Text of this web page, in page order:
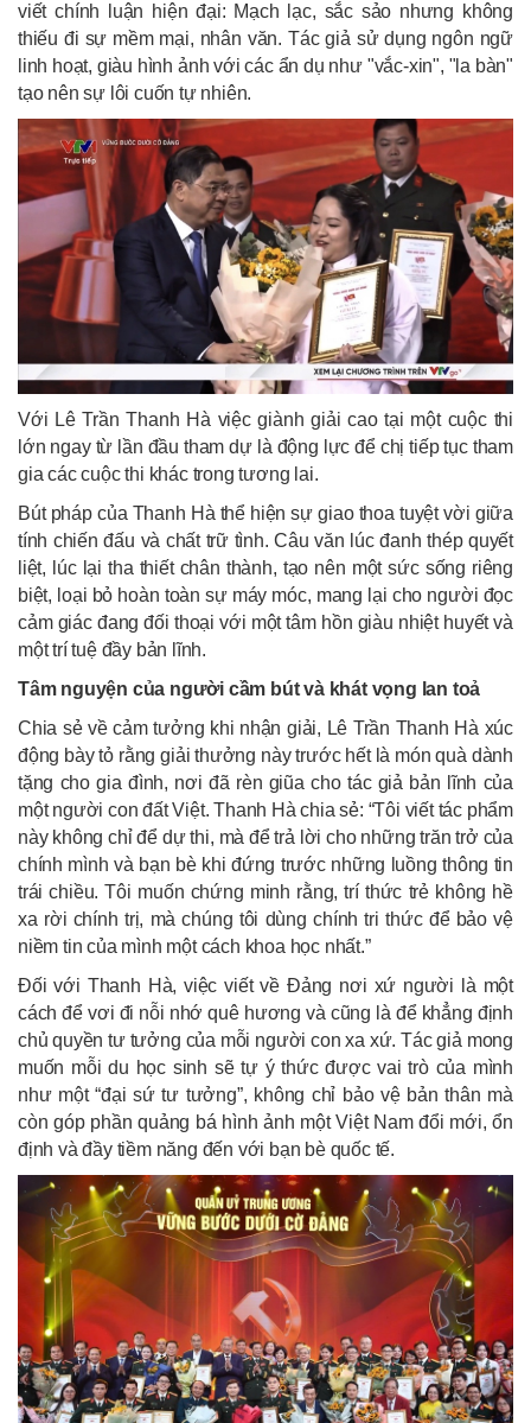
viết chính luận hiện đại: Mạch lạc, sắc sảo nhưng không
thiếu đi sự mềm mại, nhân văn. Tác giả sử dụng ngôn ngữ
linh hoạt, giàu hình ảnh với các ẩn dụ như "vắc-xin", "la bàn"
tạo nên sự lôi cuốn tự nhiên.
Với Lê Trần Thanh Hà việc giành giải cao tại một cuộc thi
lớn ngay từ lần đầu tham dự là động lực để chị tiếp tục tham
gia các cuộc thi khác trong tương lai.
Bút pháp của Thanh Hà thể hiện sự giao thoa tuyệt vời giữa
tính chiến đấu và chất trữ tình. Câu văn lúc đanh thép quyết
liệt, lúc lại tha thiết chân thành, tạo nên một sức sống riêng
biệt, loại bỏ hoàn toàn sự máy móc, mang lại cho người đọc
cảm giác đang đối thoại với một tâm hồn giàu nhiệt huyết và
một trí tuệ đầy bản lĩnh.
Tâm nguyện của người cầm bút và khát vọng lan toả
Chia sẻ về cảm tưởng khi nhận giải, Lê Trần Thanh Hà xúc
động bày tỏ rằng giải thưởng này trước hết là món quà dành
tặng cho gia đình, nơi đã rèn giũa cho tác giả bản lĩnh của
một người con đất Việt. Thanh Hà chia sẻ: “Tôi viết tác phẩm
này không chỉ để dự thi, mà để trả lời cho những trăn trở của
chính mình và bạn bè khi đứng trước những luồng thông tin
trái chiều. Tôi muốn chứng minh rằng, trí thức trẻ không hề
xa rời chính trị, mà chúng tôi dùng chính tri thức để bảo vệ
niềm tin của mình một cách khoa học nhất.”
Đối với Thanh Hà, việc viết về Đảng nơi xứ người là một
cách để vơi đi nỗi nhớ quê hương và cũng là để khẳng định
chủ quyền tư tưởng của mỗi người con xa xứ. Tác giả mong
muốn mỗi du học sinh sẽ tự ý thức được vai trò của mình
như một “đại sứ tư tưởng”, không chỉ bảo vệ bản thân mà
còn góp phần quảng bá hình ảnh một Việt Nam đổi mới, ổn
định và đầy tiềm năng đến với bạn bè quốc tế.